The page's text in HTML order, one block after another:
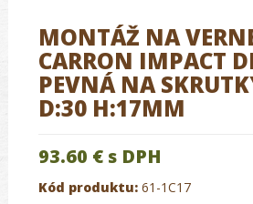
MONTÁŽ NA
CARRON IMPACT
PEVNÁ NA
D:30 H:17MM
93.60 € s DPH
Kód produktu: 61-1C17